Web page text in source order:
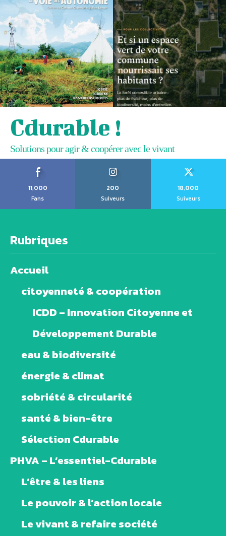
Cdurable !
Solutions pour agir & coopérer avec le vivant
11,000
Fans
200
Suiveurs
18,000
Suiveurs
Rubriques
Accueil
citoyenneté & coopération
ICDD – Innovation Citoyenne et
Développement Durable
eau & biodiversité
énergie & climat
sobriété & circularité
santé & bien-être
Sélection Cdurable
PHVA – L’essentiel-Cdurable
L’être & les liens
Le pouvoir & l’action locale
Le vivant & refaire société